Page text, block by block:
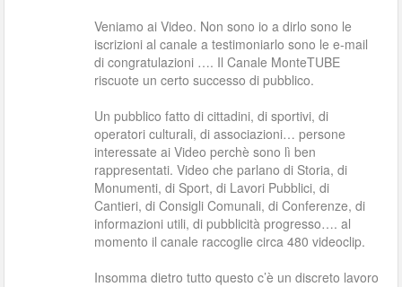
Veniamo ai Video. Non sono io a dirlo sono le
iscrizioni al canale a testimoniarlo sono le e-mail
di congratulazioni …. Il Canale MonteTUBE
riscuote un certo successo di pubblico.
Un pubblico fatto di cittadini, di sportivi, di
operatori culturali, di associazioni… persone
interessate ai Video perchè sono lì ben
rappresentati. Video che parlano di Storia, di
Monumenti, di Sport, di Lavori Pubblici, di
Cantieri, di Consigli Comunali, di Conferenze, di
informazioni utili, di pubblicità progresso…. al
momento il canale raccoglie circa 480 videoclip.
Insomma dietro tutto questo c’è un discreto lavoro